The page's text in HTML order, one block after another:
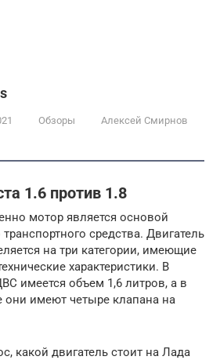
Обзоры Алексей Смирнов
1.6 против 1.8
мотор является основой
средства. Двигатель
на три категории, имеющие
характеристики. В
имеется объем 1,6 литров, а в
они имеют четыре клапана на
какой двигатель стоит на Лада